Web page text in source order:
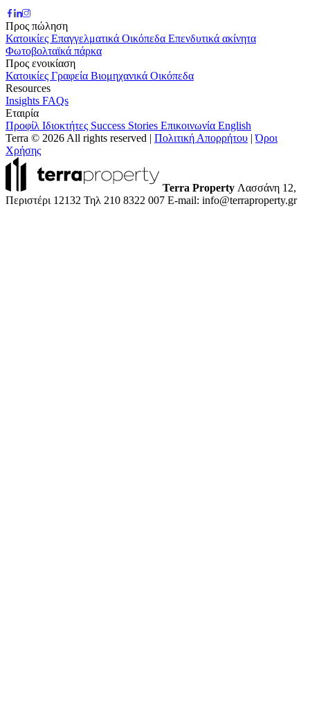
Προς πώληση
Κατοικίες Επαγγελματικά Οικόπεδα Επενδυτικά ακίνητα
Φωτοβολταϊκά πάρκα
Προς ενοικίαση
Κατοικίες Γραφεία Βιομηχανικά Οικόπεδα
Resources
Insights FAQs
Εταιρία
Προφίλ Ιδιοκτήτες Success Stories Επικοινωνία English
Terra © 2026 All rights reserved | Πολιτική Απορρήτου |Όροι
Χρήσης
Terra Property Λασσάνη 12,
Περιστέρι 12132 Τηλ 210 8322 007 E-mail: info@terraproperty.gr